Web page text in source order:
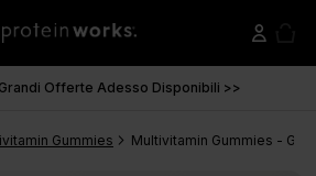
Offerte Adesso Disponibili >>
Gummies Multivitamin Gummies -